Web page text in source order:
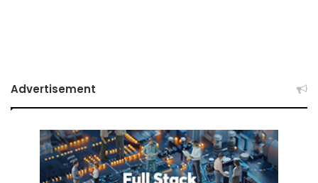
Advertisement